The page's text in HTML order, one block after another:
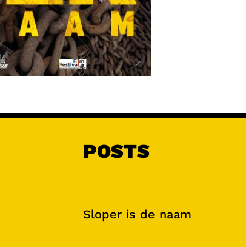
POSTS
Sloper is de naam